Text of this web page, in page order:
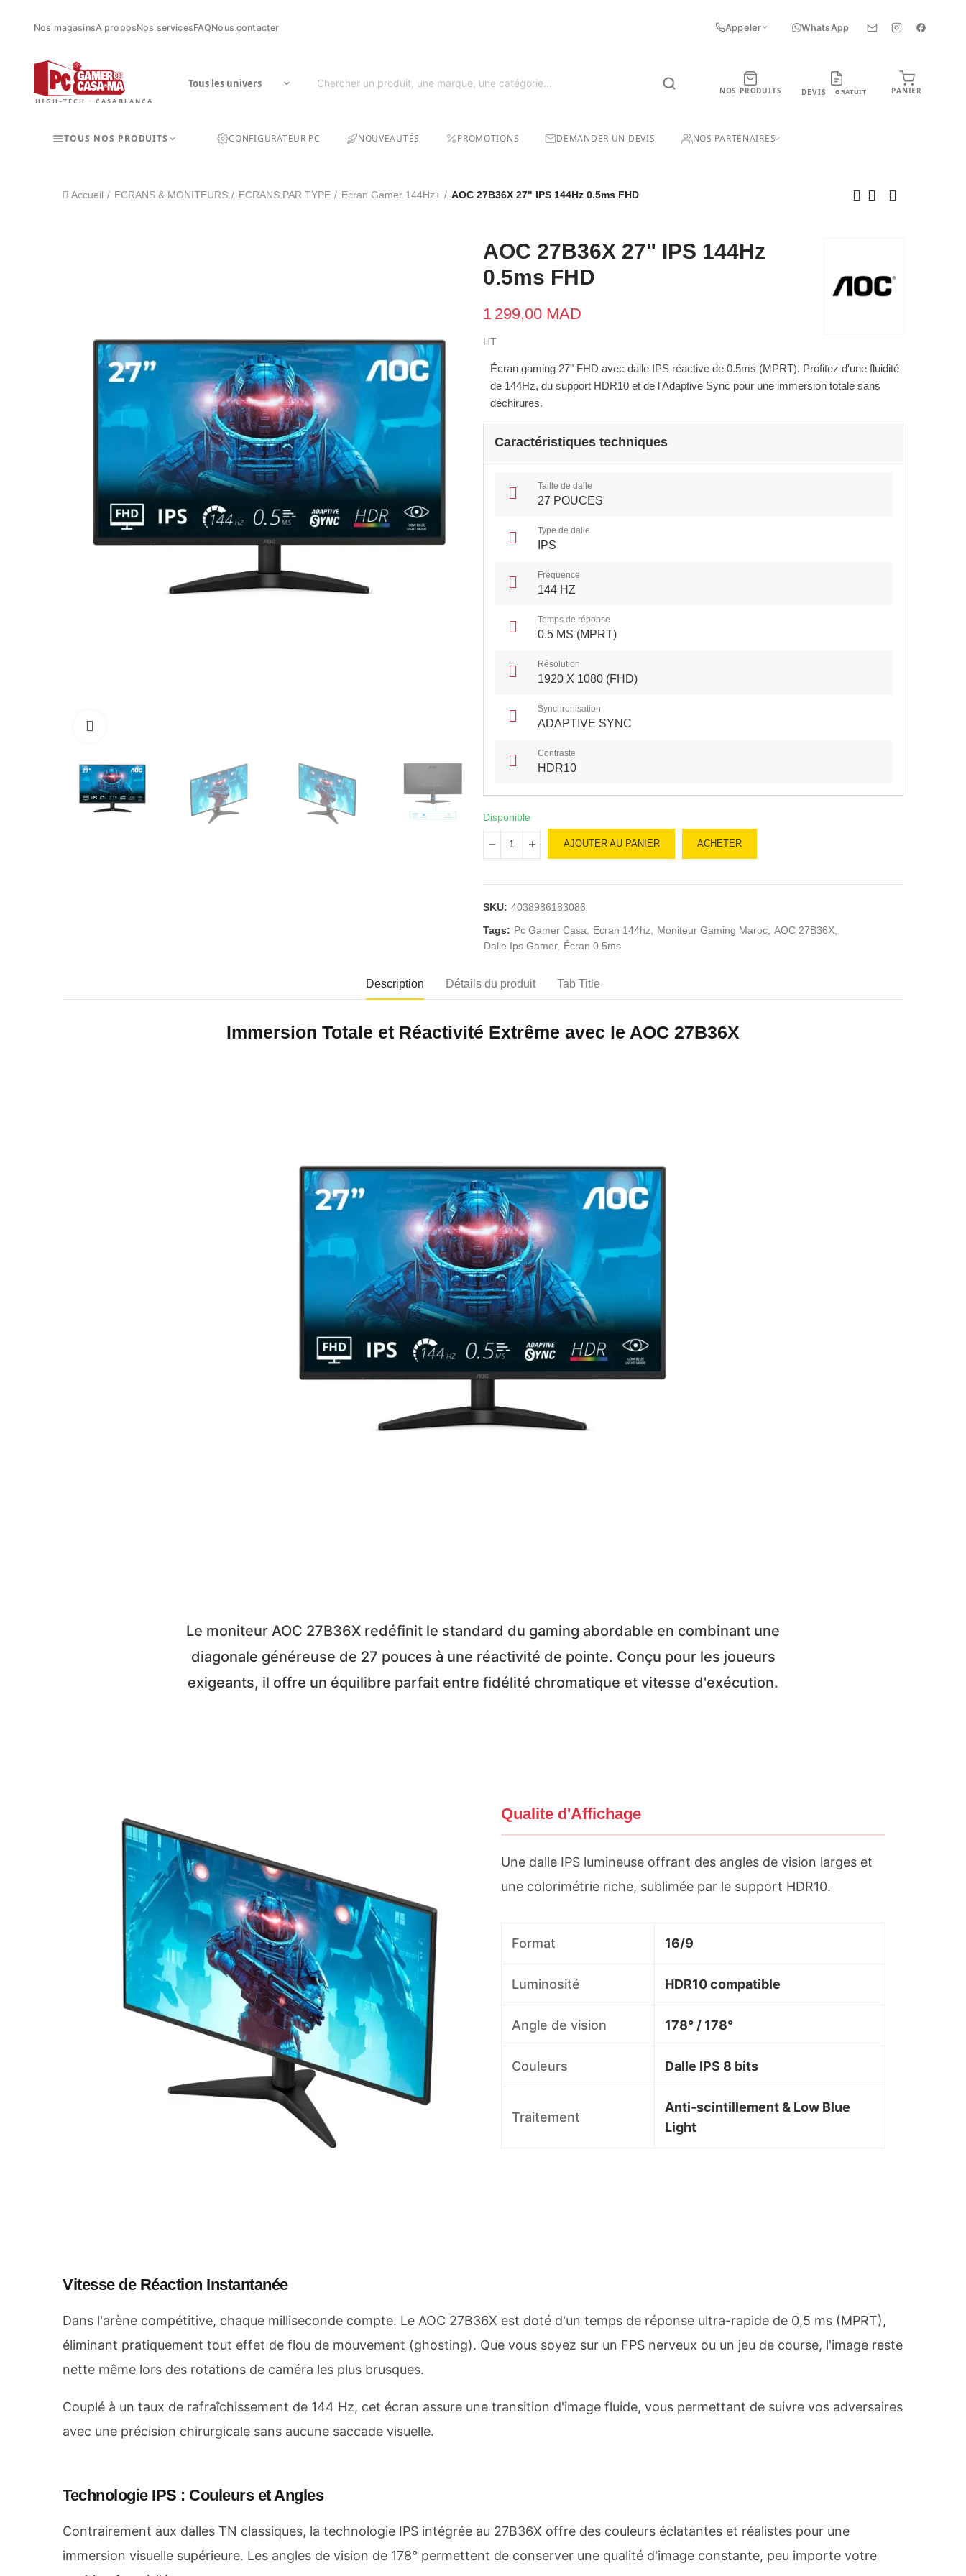
Nos magasinsA proposNos servicesFAQNous contacter Appeler WhatsApp
HIGH-TECH · CASABLANCA
NOS PRODUITS DEVIS GRATUIT PANIER
TOUS NOS PRODUITS CONFIGURATEUR PC NOUVEAUTÉS PROMOTIONS DEMANDER UN DEVIS NOS PARTENAIRES
Accueil ECRANS & MONITEURS ECRANS PAR TYPE Ecran Gamer 144Hz+ AOC 27B36X 27" IPS 144Hz 0.5ms FHD
AOC 27B36X 27" IPS 144Hz
0.5ms FHD
1 299,00 MAD
HT
Écran gaming 27" FHD avec dalle IPS réactive de 0.5ms (MPRT). Profitez d'une fluidité
de 144Hz, du support HDR10 et de l'Adaptive Sync pour une immersion totale sans
déchirures.
Caractéristiques techniques
Taille de dalle
27 POUCES
Type de dalle
IPS
Fréquence
144 HZ
Temps de réponse
0.5 MS (MPRT)
Résolution
1920 X 1080 (FHD)
Synchronisation
ADAPTIVE SYNC
Contraste
HDR10
Disponible
AJOUTER AU PANIER ACHETER
SKU: 4038986183086
Tags: Pc Gamer Casa Ecran 144hz Moniteur Gaming Maroc AOC 27B36X
Dalle Ips Gamer
Écran 0.5ms
Description Détails du produit Tab Title
Immersion Totale et Réactivité Extrême avec le AOC 27B36X
Le moniteur AOC 27B36X redéfinit le standard du gaming abordable en combinant une
diagonale généreuse de 27 pouces à une réactivité de pointe. Conçu pour les joueurs
exigeants, il offre un équilibre parfait entre fidélité chromatique et vitesse d'exécution.
Qualite d'Affichage
Une dalle IPS lumineuse offrant des angles de vision larges et
une colorimétrie riche, sublimée par le support HDR10.
Format 16/9
Luminosité HDR10 compatible
Angle de vision 178° / 178°
Couleurs Dalle IPS 8 bits
Traitement
Anti-scintillement & Low Blue
Light
Vitesse de Réaction Instantanée
Dans l'arène compétitive, chaque milliseconde compte. Le AOC 27B36X est doté d'un temps de réponse ultra-rapide de 0,5 ms (MPRT),
éliminant pratiquement tout effet de flou de mouvement (ghosting). Que vous soyez sur un FPS nerveux ou un jeu de course, l'image reste
nette même lors des rotations de caméra les plus brusques.
Couplé à un taux de rafraîchissement de 144 Hz, cet écran assure une transition d'image fluide, vous permettant de suivre vos adversaires
avec une précision chirurgicale sans aucune saccade visuelle.
Technologie IPS : Couleurs et Angles
Contrairement aux dalles TN classiques, la technologie IPS intégrée au 27B36X offre des couleurs éclatantes et réalistes pour une
immersion visuelle supérieure. Les angles de vision de 178° permettent de conserver une qualité d'image constante, peu importe votre